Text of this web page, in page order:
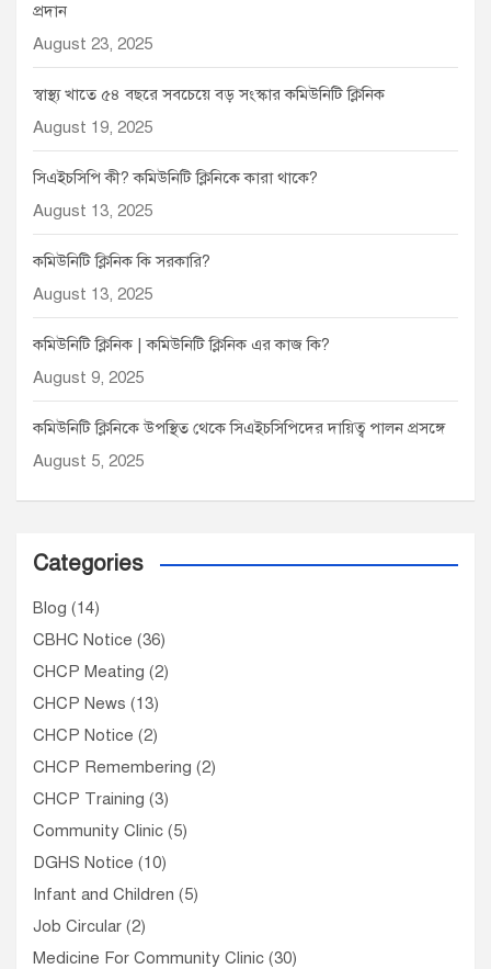
প্রদান
August 23, 2025
স্বাস্থ্য খাতে ৫৪ বছরে সবচেয়ে বড় সংস্কার কমিউনিটি ক্লিনিক
August 19, 2025
সিএইচসিপি কী? কমিউনিটি ক্লিনিকে কারা থাকে?
August 13, 2025
কমিউনিটি ক্লিনিক কি সরকারি?
August 13, 2025
কমিউনিটি ক্লিনিক | কমিউনিটি ক্লিনিক এর কাজ কি?
August 9, 2025
কমিউনিটি ক্লিনিকে উপস্থিত থেকে সিএইচসিপিদের দায়িত্ব পালন প্রসঙ্গে
August 5, 2025
Categories
Blog (14)
CBHC Notice (36)
CHCP Meating (2)
CHCP News (13)
CHCP Notice (2)
CHCP Remembering (2)
CHCP Training (3)
Community Clinic (5)
DGHS Notice (10)
Infant and Children (5)
Job Circular (2)
Medicine For Community Clinic (30)